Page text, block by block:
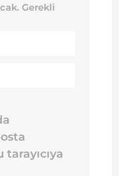
Gerekli